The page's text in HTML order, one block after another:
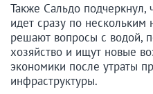
Также Сальдо подчеркнул,
идет сразу по нескольким
решают вопросы с водой,
хозяйство и ищут новые
экономики после утраты
инфраструктуры.